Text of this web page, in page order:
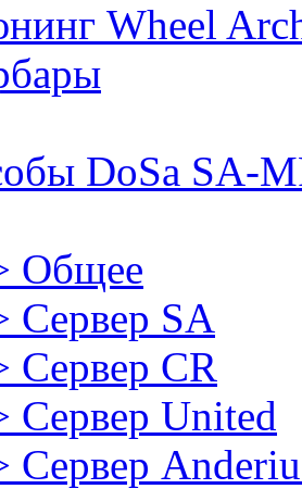
Wheel
DoSа SA-
Общее
Сервер SA
Сервер CR
Сервер United
Сервер